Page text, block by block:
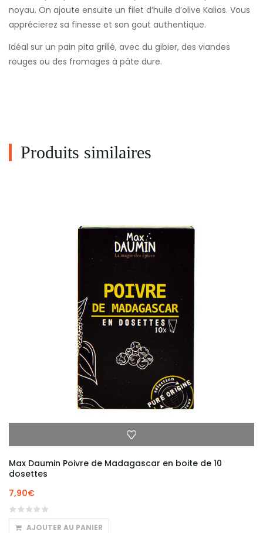
noyau. On ajoute ensuite un filet d’huile d’olive Kalios. Vous
apprécierez sa finesse et son gout authentique.
Idéal sur un pain pita grillé, avec du gibier, des viandes
rouges ou des fromages à pâte dure.
Produits similaires
Max Daumin Poivre de Madagascar en boite de 10
dosettes
7,90€
AJOUTER AU PANIER